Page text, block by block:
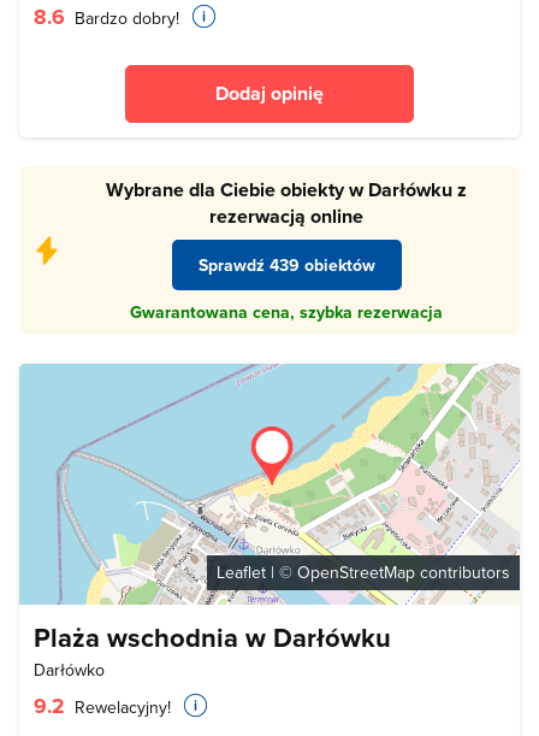
8.6 Bardzo dobry!
Dodaj opinię
Wybrane dla Ciebie obiekty w Darłówku z
rezerwacją online
Sprawdź 439 obiektów
Gwarantowana cena, szybka rezerwacja
Leaflet | © OpenStreetMap contributors
Plaża wschodnia w Darłówku
Darłówko
9.2 Rewelacyjny!